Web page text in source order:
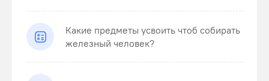
Какие предметы усвоить чтоб собирать
железный человек?